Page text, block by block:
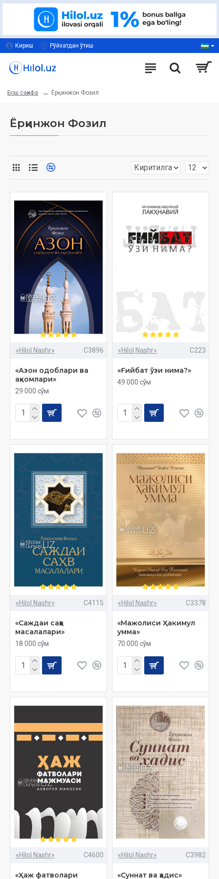
Кириш Рўйхатдан ўтиш
Бош саҳифа Ёрқинжон Фозил
Ёрқинжон Фозил
«Hilol Nashr» C3896
«Азон одоблари ва
аҳкомлари»
29 000 сўм
«Hilol Nashr» C223
«Ғийбат ўзи нима?»
49 000 сўм
«Hilol Nashr» C4115
«Саждаи саҳв
масалалари»
18 000 сўм
«Hilol Nashr» C3378
«Мажолиси Ҳакимул
умма»
70 000 сўм
«Hilol Nashr» C4600
«Ҳаж фатволари
«Hilol Nashr» C3982
«Суннат ва ҳадис»